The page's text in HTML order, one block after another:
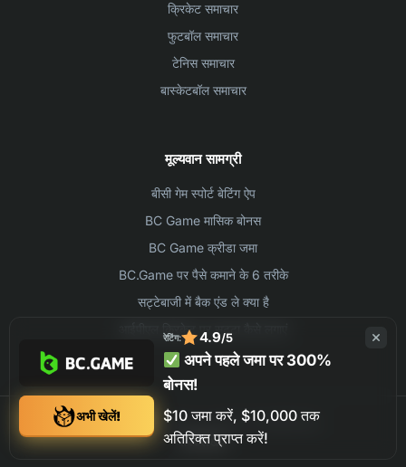
क्रिकेट समाचार
फुटबॉल समाचार
टेनिस समाचार
बास्केटबॉल समाचार
मूल्यवान सामग्री
बीसी गेम स्पोर्ट बेटिंग ऐप
BC Game मासिक बोनस
BC Game क्रीडा जमा
BC.Game पर पैसे कमाने के 6 तरीके
सट्टेबाजी में बैक एंड ले क्या है
आईपीएल क्रिकेट पर सट्टा कैसे लगाएं
©2026 BC.GAME ALL RIGHTS RESERVED
संपर्कलेखक
अभी खेलें!
रेटिंग: 4.9/5
अपने पहले जमा पर 300%
बोनस!
$10 जमा करें, $10,000 तक
अतिरिक्त प्राप्त करें!